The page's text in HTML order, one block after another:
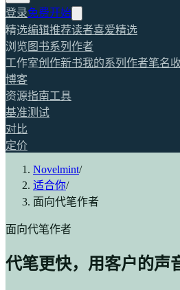
登录免费开始
精选编辑推荐读者喜爱精选
浏览 图书系列 作者
工作室创作新书我的系列 作者笔名
博客
资源指南工具
基准测试
对比
定价
Novelmint/
适合你/
面向代笔作者
面向代笔作者
代笔更快，用客户的声